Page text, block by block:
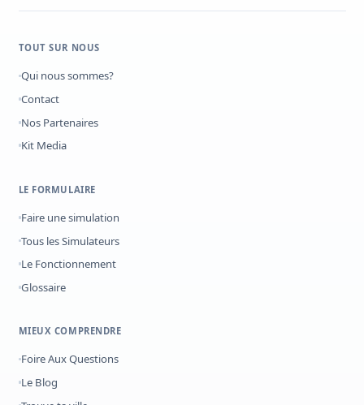
TOUT SUR NOUS
Qui nous sommes?
Contact
Nos Partenaires
Kit Media
LE FORMULAIRE
Faire une simulation
Tous les Simulateurs
Le Fonctionnement
Glossaire
MIEUX COMPRENDRE
Foire Aux Questions
Le Blog